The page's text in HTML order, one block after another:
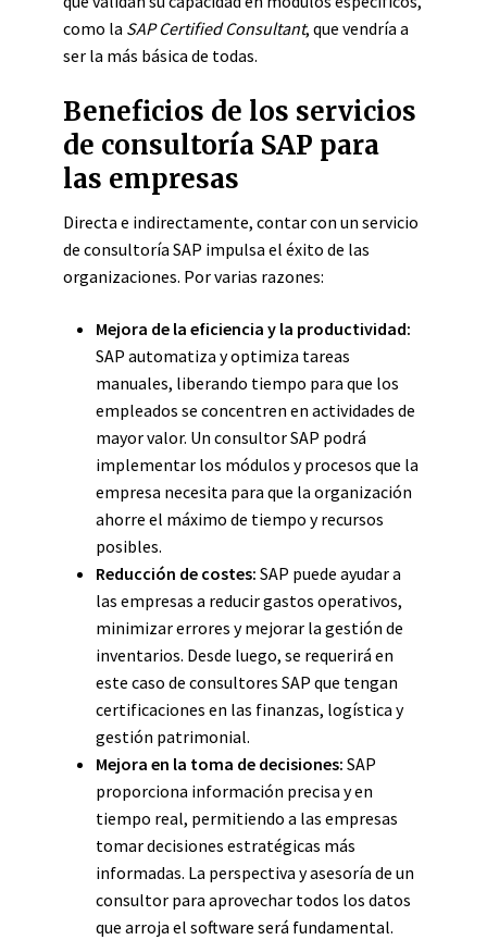
como la SAP Certified Consultant, que vendría a
ser la más básica de todas.
Beneficios de los servicios
de consultoría SAP para
las empresas
Directa e indirectamente, contar con un servicio
de consultoría SAP impulsa el éxito de las
organizaciones. Por varias razones:
Mejora de la eficiencia y la productividad:
SAP automatiza y optimiza tareas
manuales, liberando tiempo para que los
empleados se concentren en actividades de
mayor valor. Un consultor SAP podrá
implementar los módulos y procesos que la
empresa necesita para que la organización
ahorre el máximo de tiempo y recursos
posibles.
Reducción de costes: SAP puede ayudar a
las empresas a reducir gastos operativos,
minimizar errores y mejorar la gestión de
inventarios. Desde luego, se requerirá en
este caso de consultores SAP que tengan
certificaciones en las finanzas, logística y
gestión patrimonial.
Mejora en la toma de decisiones: SAP
proporciona información precisa y en
tiempo real, permitiendo a las empresas
tomar decisiones estratégicas más
informadas. La perspectiva y asesoría de un
consultor para aprovechar todos los datos
que arroja el software será fundamental.